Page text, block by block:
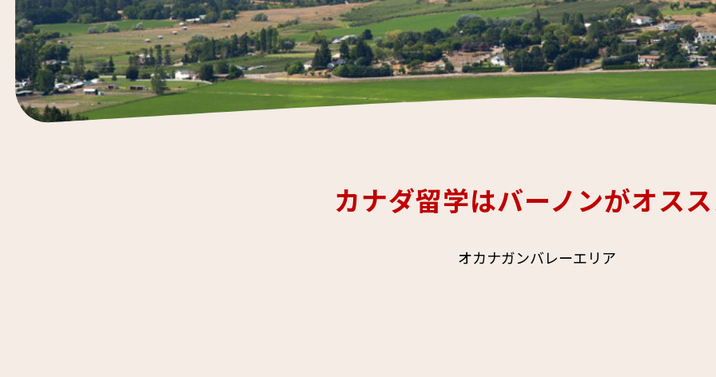
カナダ留学はバーノンがオス
オカナガンバレーエリア